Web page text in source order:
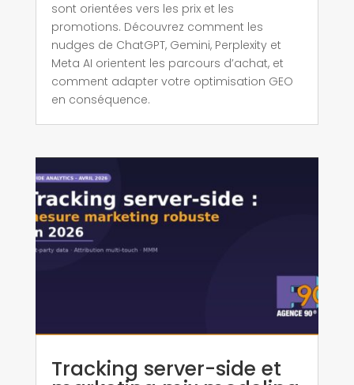
sont orientées vers les prix et les
promotions. Découvrez comment les
nudges de ChatGPT, Gemini, Perplexity et
Meta AI orientent les parcours d’achat, et
comment adapter votre optimisation GEO
en conséquence.
Tracking server-side et